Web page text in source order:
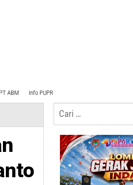
ABM Info PUPR
Cari
untuk: